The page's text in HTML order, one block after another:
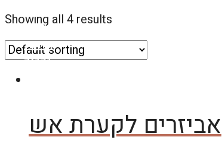
צור קשר
אודות
גלריה
Showing all 4 results
אביזרים לקערת אש